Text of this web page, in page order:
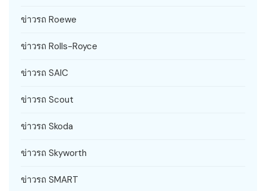
ข่าวรถ Roewe
ข่าวรถ Rolls-Royce
ข่าวรถ SAIC
ข่าวรถ Scout
ข่าวรถ Skoda
ข่าวรถ Skyworth
ข่าวรถ SMART